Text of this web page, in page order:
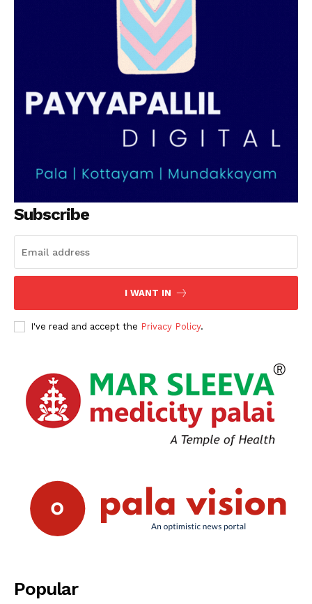
SUBSCRIBE NOW
PALA VISION
About
My account
Subscribe
I WANT IN
I've read and accept the Privacy Policy.
Popular